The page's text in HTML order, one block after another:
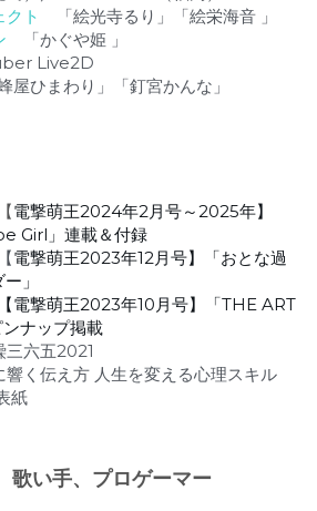
クト
「絵光寺るり」「絵栄海音 」
「かぐや姫 」
Live2D
蜂屋ひまわり」「釘宮かんな」
【電撃萌王2024年2月号～2025年】
Girl」連載＆付録
【電撃萌王2023年12月号】「おとな過
」
【電撃萌王2023年10月号】「THE ART
ナップ掲載
三六五2021
く伝え方 人生を変える心理スキル
紙
い手、プロゲーマー